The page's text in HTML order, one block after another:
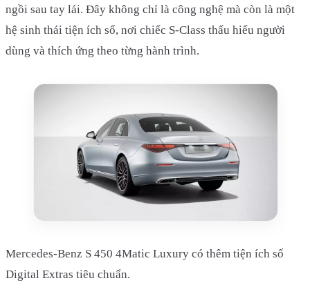
ngồi sau tay lái. Đây không chỉ là công nghệ mà còn là một
hệ sinh thái tiện ích số, nơi chiếc S-Class thấu hiểu người
dùng và thích ứng theo từng hành trình.
Mercedes-Benz S 450 4Matic Luxury có thêm tiện ích số
Digital Extras tiêu chuẩn.